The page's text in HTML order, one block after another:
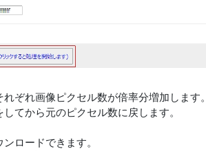
ぞれ画像ピクセル数が倍率分増加します。
てから元のピクセル数に戻します。
ロードできます。